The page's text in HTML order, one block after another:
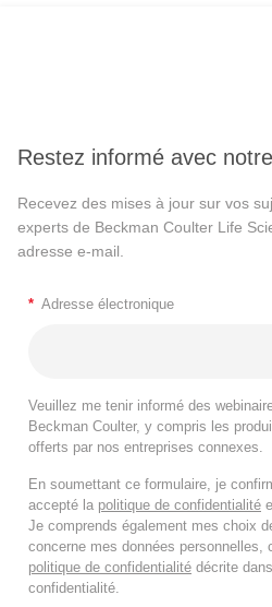
Restez informé avec
Recevez des mises à jour sur vos
experts de Beckman Coulter Life
adresse e-mail.
* Adresse électronique
Veuillez me tenir informé des
Beckman Coulter, y compris les
offerts par nos entreprises connexes.
En soumettant ce formulaire, je
accepté la politique de confidentialité
Je comprends également mes choix
concerne mes données personnelles,
politique de confidentialité décrite
confidentialité.